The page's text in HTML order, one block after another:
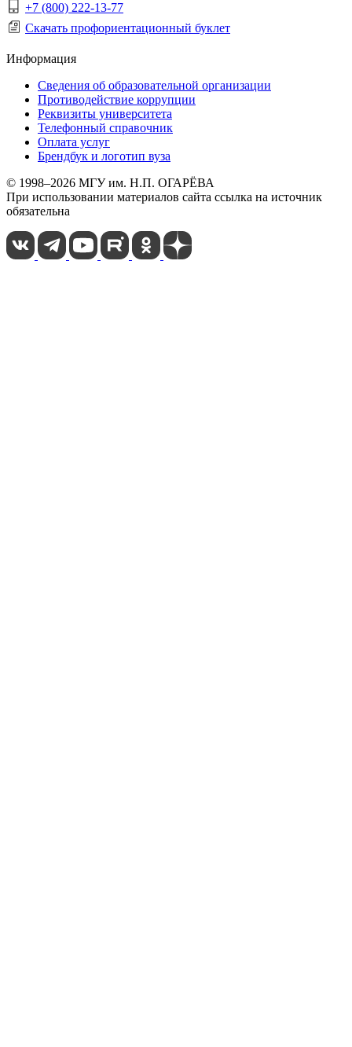
+7 (800) 222-13-77
Скачать профориентационный буклет
Информация
Сведения об образовательной организации
Противодействие коррупции
Реквизиты университета
Телефонный справочник
Оплата услуг
Брендбук и логотип вуза
© 1998–2026 МГУ им. Н.П. ОГАРЁВА
При использовании материалов сайта ссылка на источник
обязательна